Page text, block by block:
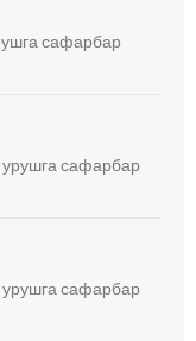
сафарбар
урушга сафарбар
урушга сафарбар